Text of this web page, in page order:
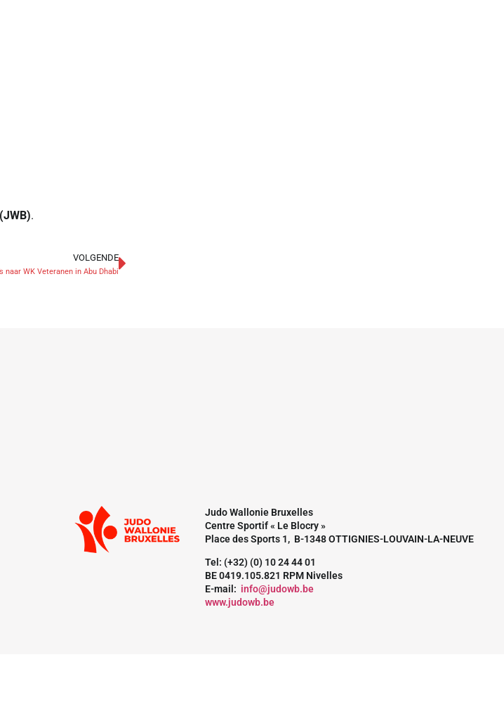
.
VOLGENDE
naar WK Veteranen in Abu Dhabi
Judo Wallonie Bruxelles
Centre Sportif « Le Blocry »
Place des Sports 1, B-1348 OTTIGNIES-LOUVAIN-LA-NEUVE
Tel: (+32) (0) 10 24 44 01
BE 0419.105.821 RPM Nivelles
E-mail: info@judowb.be
www.judowb.be